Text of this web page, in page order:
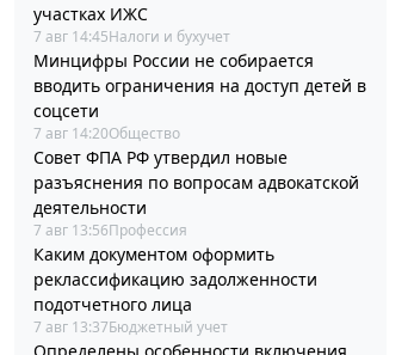
участках ИЖС
7 авг 14:45Налоги и бухучет
Минцифры России не собирается
вводить ограничения на доступ детей в
соцсети
7 авг 14:20Общество
Совет ФПА РФ утвердил новые
разъяснения по вопросам адвокатской
деятельности
7 авг 13:56Профессия
Каким документом оформить
реклассификацию задолженности
подотчетного лица
7 авг 13:37Бюджетный учет